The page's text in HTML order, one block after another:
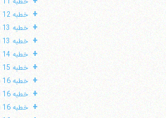
+ خطبه 12
+ خطبه 13 (درس 50)
+ خطبه 13 (درس 51)
+ خطبه 14
+ خطبه 15
+ خطبه 16 (درس 53)
+ خطبه 16 (درس 54)
+ خطبه 16 (درس 55)